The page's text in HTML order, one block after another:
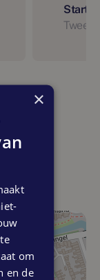
Start
rechten
×
om
en de